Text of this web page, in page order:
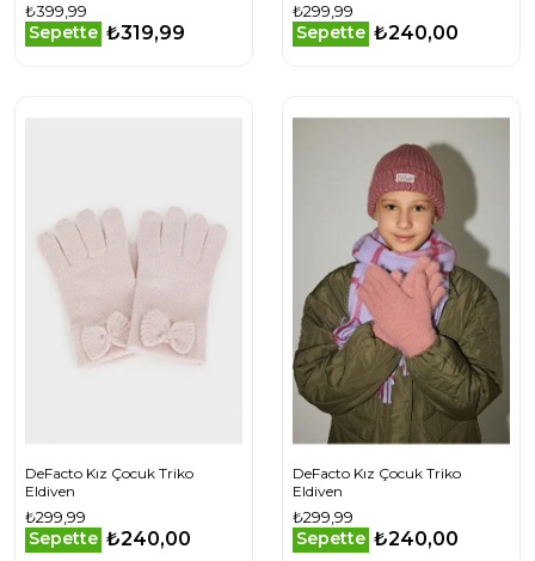
₺399,99
Sepette ₺319,99
₺299,99
Sepette ₺240,00
DeFacto Kız Çocuk Triko
Eldiven
₺299,99
Sepette ₺240,00
DeFacto Kız Çocuk Triko
Eldiven
₺299,99
Sepette ₺240,00